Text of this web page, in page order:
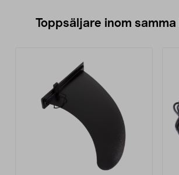
Toppsäljare inom